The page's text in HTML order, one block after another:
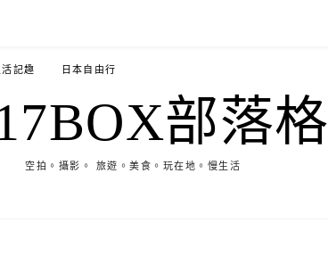
活記趣 日本自由行
部落格
空拍。攝影。 旅遊。美食。玩在地。慢生活